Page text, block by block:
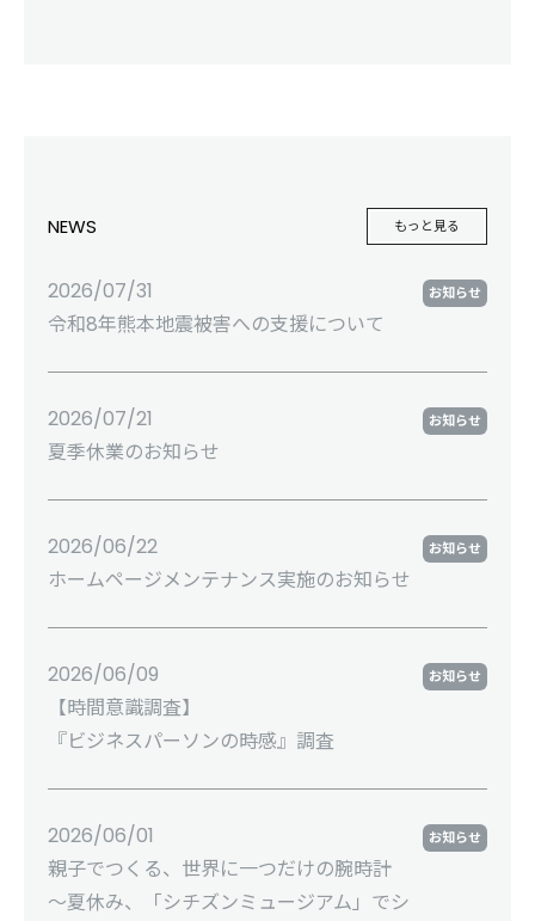
NEWS もっと見る
2026/07/31
令和8年熊本地震被害への支援について
お知らせ
2026/07/21
夏季休業のお知らせ
お知らせ
2026/06/22
ホームページメンテナンス実施のお知らせ
お知らせ
2026/06/09
【時間意識調査】
『ビジネスパーソンの時感』調査
お知らせ
2026/06/01
親子でつくる、世界に一つだけの腕時計
～夏休み、「シチズンミュージアム」でシ
お知らせ